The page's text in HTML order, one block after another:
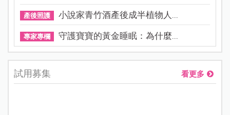
產後照護 小說家青竹酒產後成半植物人...
專家專欄 守護寶寶的黃金睡眠：為什麼...
試用募集 看更多